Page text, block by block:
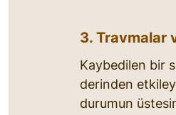
3. Travmalar
Kaybedilen bir
derinden
durumun